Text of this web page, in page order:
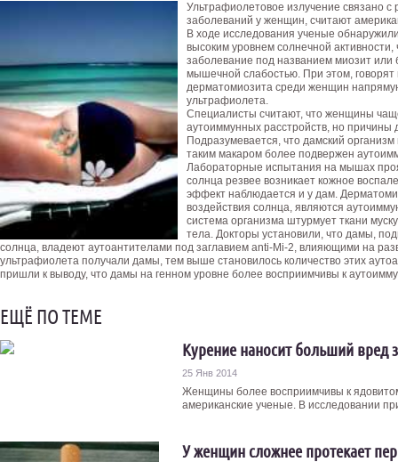
Ультрафиолетовое излучение связано
заболеваний у женщин, считают
В ходе исследования ученые
высоким уровнем солнечной
заболевание под названием миозит
мышечной слабостью. При этом, говорят
дерматомиозита среди женщин
ультрафиолета.
Специалисты считают, что женщины
аутоиммунных расстройств, но
Подразумевается, что дамский
таким макаром более подвержен
Лабораторные испытания на мышах
солнца резвее возникает кожное
эффект наблюдается и у дам.
воздействия солнца, являются
система организма штурмует ткани
тела. Докторы установили, что дамы,
солнца, владеют аутоантителами под заглавием anti-Mi-2, влияющими на
ультрафиолета получали дамы, тем выше становилось количество этих
пришли к выводу, что дамы на генном уровне более восприимчивы к
ЕЩЁ ПО ТЕМЕ
Курение наносит больший
25 Янв 2014
Женщины более восприимчивы к
американские ученые. В исследовании
У женщин сложнее протекает